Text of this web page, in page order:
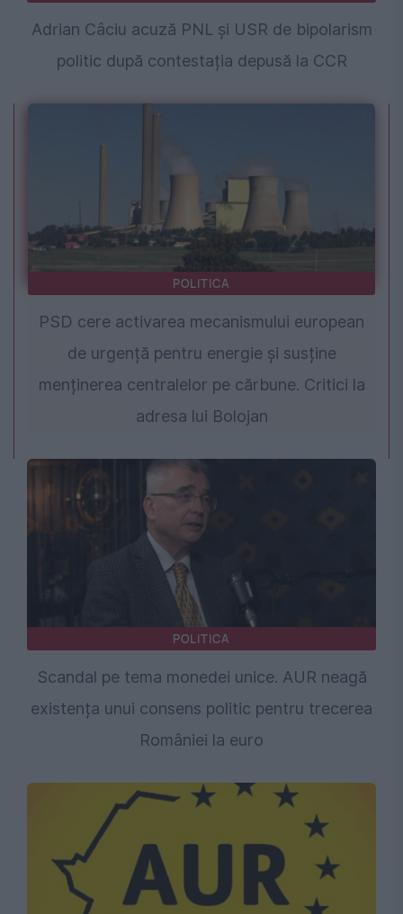
Adrian Câciu acuză PNL și USR de bipolarism
politic după contestația depusă la CCR
POLITICA
PSD cere activarea mecanismului european
de urgență pentru energie și susține
menținerea centralelor pe cărbune. Critici la
adresa lui Bolojan
POLITICA
Scandal pe tema monedei unice. AUR neagă
existența unui consens politic pentru trecerea
României la euro